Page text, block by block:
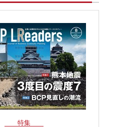
特集